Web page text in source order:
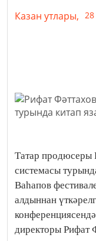
Казан утлары,
Татар продюсеры
системасы
Ваһапов
алдыннан
директоры Рифат